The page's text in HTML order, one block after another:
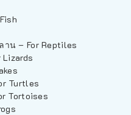
าน – For Reptiles
Lizards
Turtles
Tortoises